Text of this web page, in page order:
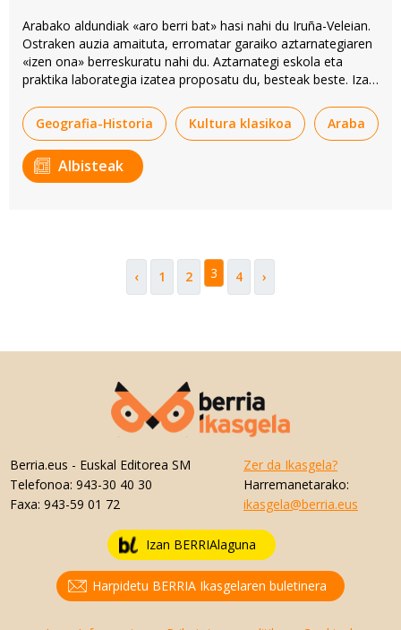
Arabako aldundiak «aro berri bat» hasi nahi du Iruña-Veleian.
Ostraken auzia amaituta, erromatar garaiko aztarnategiaren
«izen ona» berreskuratu nahi du. Aztarnategi eskola eta
praktika laborategia izatea proposatu du, besteak beste. Izan
Geografia-Historia
Kultura klasikoa Araba
Albisteak
‹ 1 2 3 4 ›
Berria.eus - Euskal Editorea SM
Telefonoa: 943-30 40 30
Faxa: 943-59 01 72
Zer da Ikasgela?
Harremanetarako:
ikasgela@berria.eus
Izan BERRIAlaguna
Harpidetu BERRIA Ikasgelaren buletinera